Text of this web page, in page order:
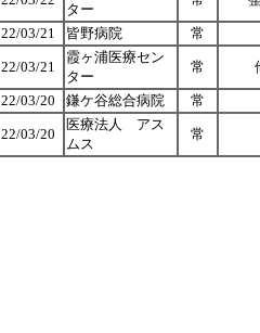
ター
22/03/21 皆野病院 常
22/03/21
霞ヶ浦医療セン
ター
常
22/03/20 鎌ケ谷総合病院 常
22/03/20
医療法人 アス
ムス
常